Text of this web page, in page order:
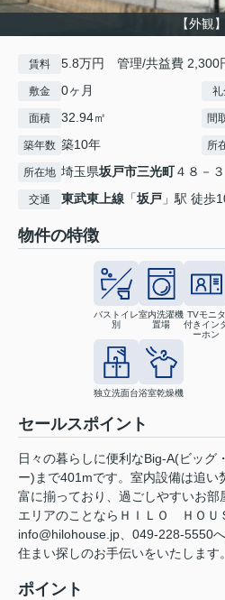
【外観】
賃料 5.8万円 管理/共益費 2,300
敷金 0ヶ月
面積 32.94㎡ 間
築年数 築10年 所
所在地 埼玉県坂戸市三光町４８－３
交通 東武東上線 「坂戸 」駅 徒歩
物件の特徴
バストイレ
別
室内洗濯機
置場
TVモニタ
付きイン
ーホン
独立洗面台浴室乾燥機
セールスポイント
日々の暮らしに便利なBig-A(ビッグ
ー)まで401mです。室内設備は追い
富に揃っており、過ごしやすいお
エリアのことならＨＩＬＯ ＨＯＵ
info@hilohouse.jp、049-228-5550
住まい探しのお手伝いをいたします。
ポイント